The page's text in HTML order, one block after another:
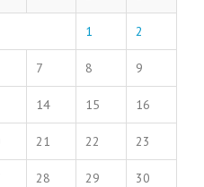
1 2
7 8 9
14 15 16
21 22 23
28 29 30